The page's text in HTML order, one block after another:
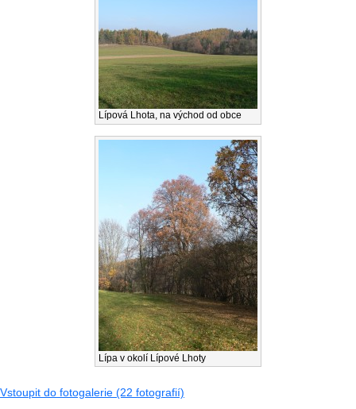
Lípová Lhota, na východ od obce
Lípa v okolí Lípové Lhoty
Vstoupit do fotogalerie (22 fotografií)